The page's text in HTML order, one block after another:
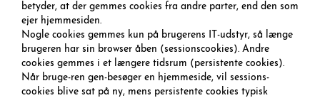
betyder, at der gemmes cookies fra andre parter, end den som
ejer hjemmesiden.
Nogle cookies gemmes kun på brugerens IT-udstyr, så længe
brugeren har sin browser åben (sessionscookies). Andre
cookies gemmes i et længere tidsrum (persistente cookies).
Når bruge-ren gen-besøger en hjemmeside, vil sessions-
cookies blive sat på ny, mens persistente cookies typisk